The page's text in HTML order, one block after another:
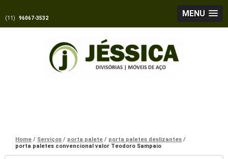
MENU
(11) 96067-3532
Home Serviços porta palete
porta paletes deslizantes
porta paletes convencional valor Teodoro Sampaio